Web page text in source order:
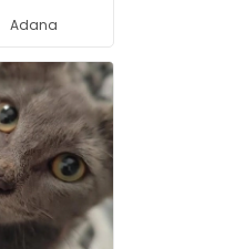
Adana